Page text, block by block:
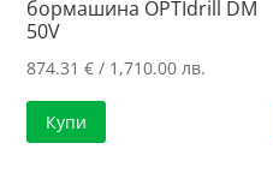
бормашина OPTIdrill DM
50V
874.31€ / 1,710.00 лв.
Купи